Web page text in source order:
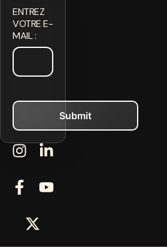
ENTREZ
VOTRE E-
MAIL :